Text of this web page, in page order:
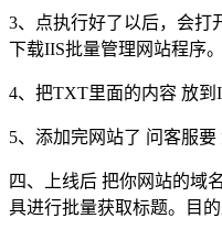
3、点执行好了以后，会打
下载IIS批量管理网站程序。
4、把TXT里面的内容 放到
5、添加完网站了 问客服
四、上线后 把你网站的域
具进行批量获取标题。目的